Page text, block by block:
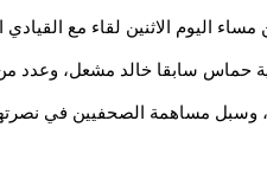
مساء اليوم الاثنين لقاء مع
حماس سابقا خالد مشعل، وعدد من
وسبل مساهمة الصحفيين في